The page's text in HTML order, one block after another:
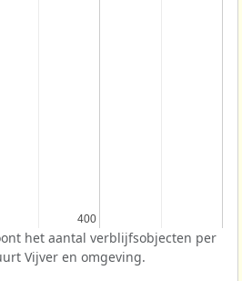
400
400
het aantal verblijfsobjecten per
Vijver en omgeving.